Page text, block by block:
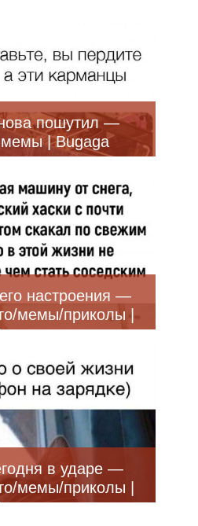
пошутил —
| Bugaga
настроения —
мемы/приколы |
в ударе —
мемы/приколы |